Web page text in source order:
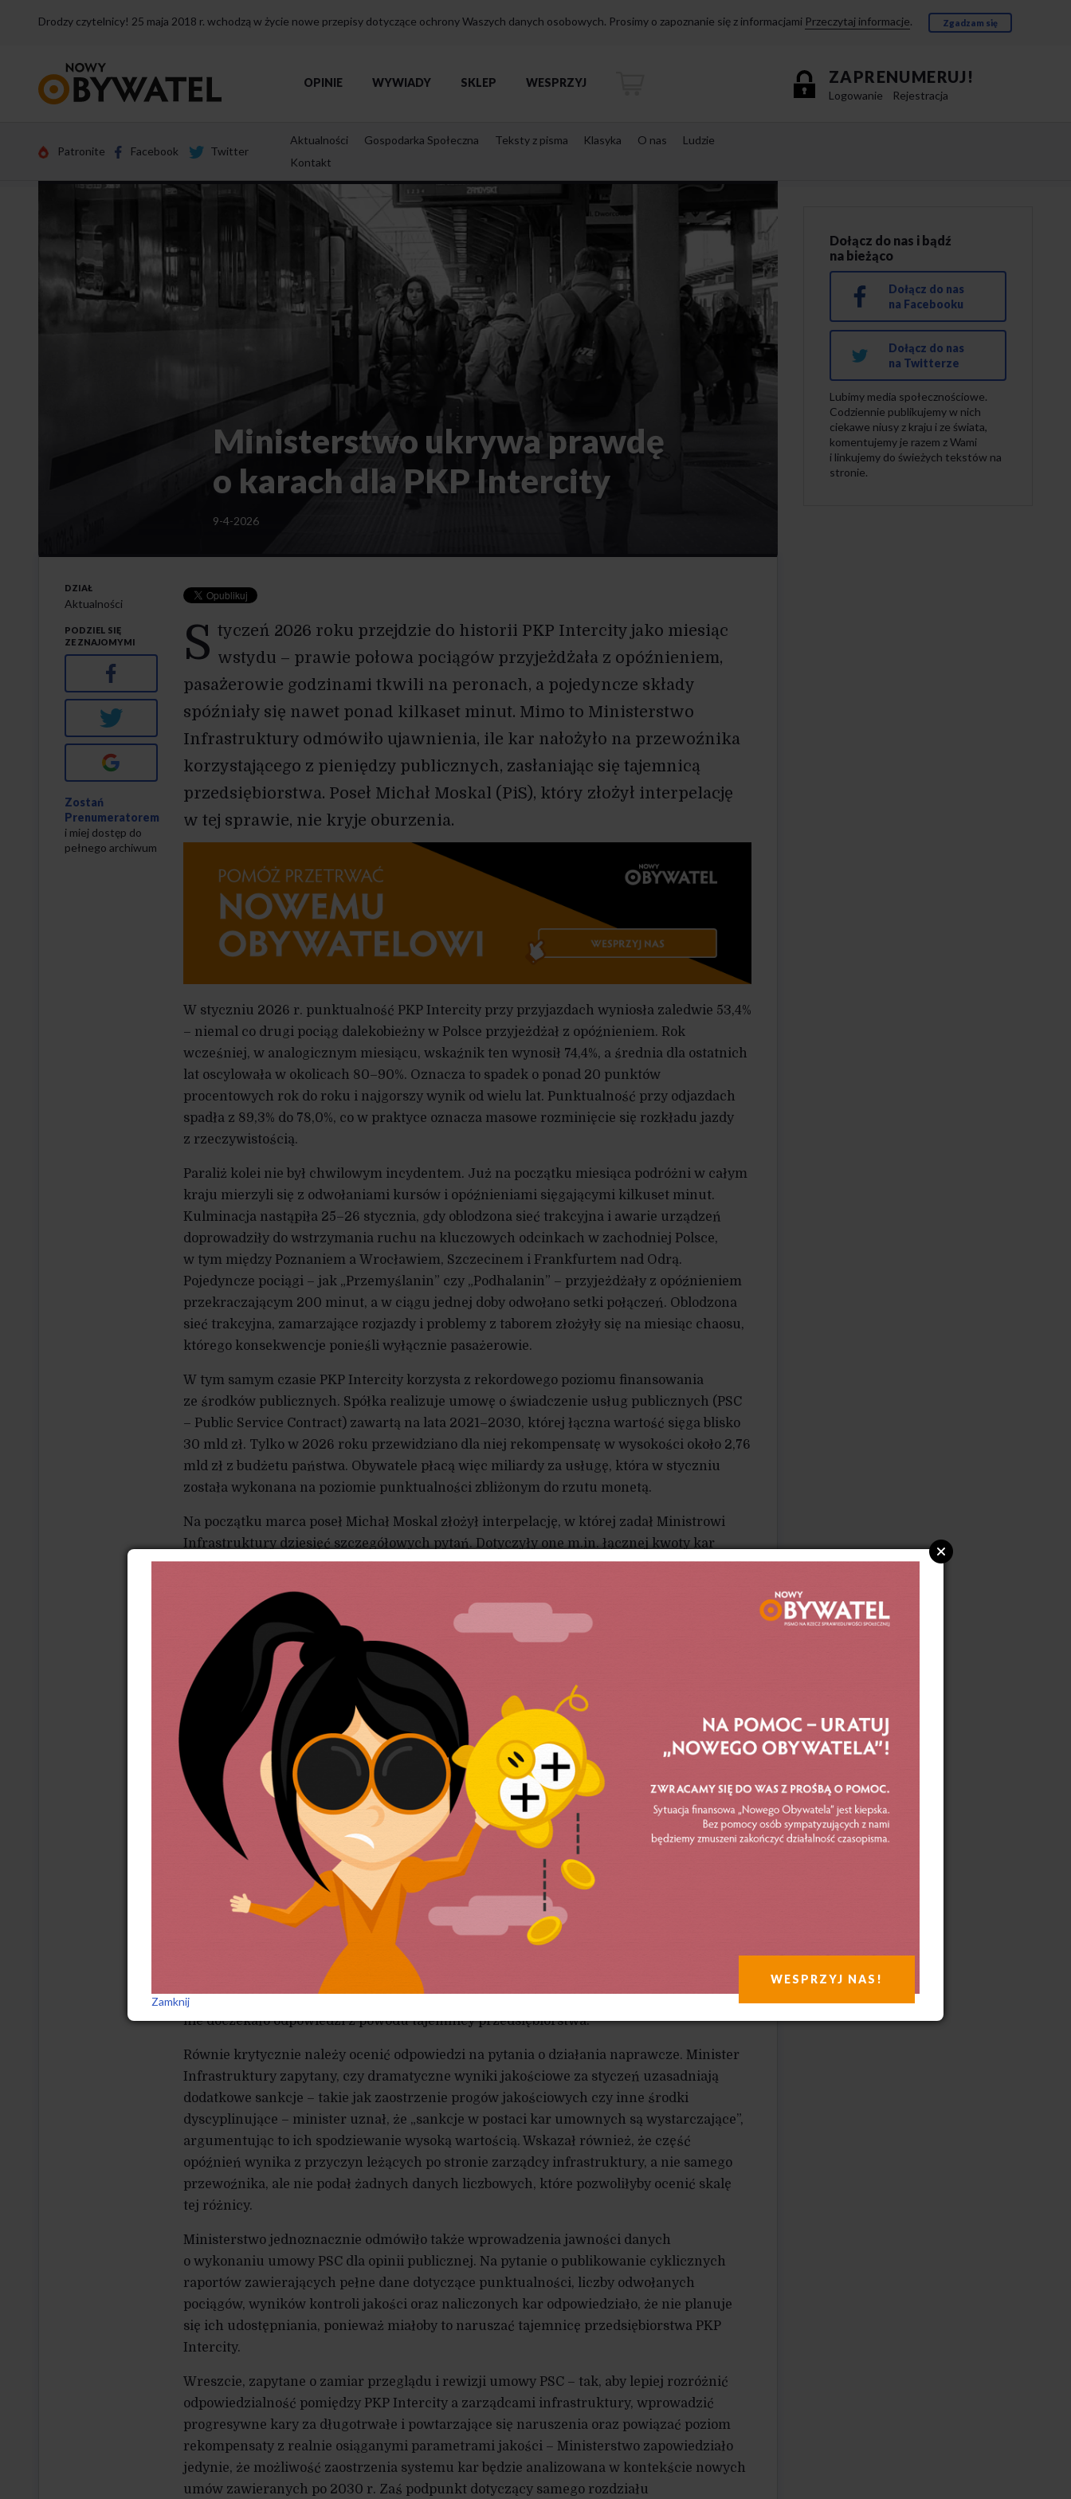
Drodzy czytelnicy! 25 maja 2018 r. wchodzą w życie nowe przepisy dotyczące ochrony Waszych danych osobowych. Prosimy o zapoznanie się z informacjami Przeczytaj informacje. Zgadzam się
strony
ZAPRENUMERUJ!
Logowanie Rejestracja
OPINIE WYWIADY SKLEP WESPRZYJ
Patronite Facebook Twitter
Aktualności Gospodarka Społeczna Teksty z pisma Klasyka O nas
Ludzie
Kontakt
Ministerstwo ukrywa prawdę
o karach dla PKP Intercity
9-4-2026
S tyczeń 2026 roku przejdzie do historii PKP Intercity jako miesiąc
wstydu – prawie połowa pociągów przyjeżdżała z opóźnieniem,
pasażerowie godzinami tkwili na peronach, a pojedyncze składy
spóźniały się nawet ponad kilkaset minut. Mimo to Ministerstwo
Infrastruktury odmówiło ujawnienia, ile kar nałożyło na przewoźnika
korzystającego z pieniędzy publicznych, zasłaniając się tajemnicą
przedsiębiorstwa. Poseł Michał Moskal (PiS), który złożył interpelację
w tej sprawie, nie kryje oburzenia.
W styczniu 2026 r. punktualność PKP Intercity przy przyjazdach wyniosła zaledwie 53,4%
– niemal co drugi pociąg dalekobieżny w Polsce przyjeżdżał z opóźnieniem. Rok
wcześniej, w analogicznym miesiącu, wskaźnik ten wynosił 74,4%, a średnia dla ostatnich
lat oscylowała w okolicach 80–90%. Oznacza to spadek o ponad 20 punktów
procentowych rok do roku i najgorszy wynik od wielu lat. Punktualność przy odjazdach
spadła z 89,3% do 78,0%, co w praktyce oznacza masowe rozminięcie się rozkładu jazdy
z rzeczywistością.
Paraliż kolei nie był chwilowym incydentem. Już na początku miesiąca podróżni w całym
kraju mierzyli się z odwołaniami kursów i opóźnieniami sięgającymi kilkuset minut.
Kulminacja nastąpiła 25–26 stycznia, gdy oblodzona sieć trakcyjna i awarie urządzeń
doprowadziły do wstrzymania ruchu na kluczowych odcinkach w zachodniej Polsce,
w tym między Poznaniem a Wrocławiem, Szczecinem i Frankfurtem nad Odrą.
Pojedyncze pociągi – jak „Przemyślanin” czy „Podhalanin” – przyjeżdżały z opóźnieniem
przekraczającym 200 minut, a w ciągu jednej doby odwołano setki połączeń. Oblodzona
sieć trakcyjna, zamarzające rozjazdy i problemy z taborem złożyły się na miesiąc chaosu,
którego konsekwencje ponieśli wyłącznie pasażerowie.
W tym samym czasie PKP Intercity korzysta z rekordowego poziomu finansowania
ze środków publicznych. Spółka realizuje umowę o świadczenie usług publicznych (PSC
– Public Service Contract) zawartą na lata 2021–2030, której łączna wartość sięga blisko
30 mld zł. Tylko w 2026 roku przewidziano dla niej rekompensatę w wysokości około 2,76
mld zł z budżetu państwa. Obywatele płacą więc miliardy za usługę, która w styczniu
została wykonana na poziomie punktualności zbliżonym do rzutu monetą.
Na początku marca poseł Michał Moskal złożył interpelację, w której zadał Ministrowi
Infrastruktury dziesięć szczegółowych pytań. Dotyczyły one m.in. łącznej kwoty kar
umownych naliczonych PKP Intercity za styczeń 2026 r., zestawienia kategorii naruszeń
szczegółowych danych jakościowych, planowanych dodatkowych sankcji oraz zamiaru
publikowania cyklicznych raportów z wykonania umowy PSC.
Odpowiedź – podpisana 3 kwietnia przez Podsekretarza Stanu Piotra Malepszaka –
okazała się w dużej części odmową ujawnienia informacji. Na pytanie o łączną kwotę kar
za styczeń 2026 r. Ministerstwo stwierdziło jedynie, że kary „zostaną naliczone zgodnie
z warunkami umowy PSC” oraz że według wstępnych szacunków „łączna kwota kar
będzie znacznie wyższa niż za styczeń 2025 r.”. Nie podano żadnej konkretnej wartości,
nie wskazano statusu zapłaty ani etapu dochodzenia roszczeń wobec przewoźnika.
Komunikat powstał przy tym ponad dwa miesiące po zakończeniu miesiąca,
którego dotyczy pytanie.
Jeszcze dalej idzie odpowiedź na pytania o szczegółowe zestawienia kar i danych
jakościowych. W odniesieniu do tabelarycznego wykazu kar według rodzajów naruszeń –
od opóźnień na wyjeździe i przybyciu, przez odwołania z komunikacją zastępczą
i bez niej, po przepełnienia i brak asysty dla osób z niepełnosprawnościami – Ministerstwo
poinformowało, że treść sprawozdań jest objęta tajemnicą przedsiębiorstwa PKP Intercity
S.A. i nie zostanie upubliczniona. Tą samą formułą zasłonięto pięć kolejnych pytań,
w których poseł prosił m.in. o szczegółowe dane dotyczące liczby odwołanych pociągów,
struktury opóźnień czy skarg pasażerów. Siedem z dziesięciu pytań znalazło się
nie doczekało odpowiedzi z powodu tajemnicy przedsiębiorstwa.
Równie krytycznie należy ocenić odpowiedzi na pytania o działania naprawcze. Minister
Infrastruktury zapytany, czy dramatyczne wyniki jakościowe za styczeń uzasadniają
dodatkowe sankcje – takie jak zaostrzenie progów jakościowych czy inne środki
dyscyplinujące – minister uznał, że „sankcje w postaci kar umownych są wystarczające”,
argumentując to ich spodziewanie wysoką wartością. Wskazał również, że część
opóźnień wynika z przyczyn leżących po stronie zarządcy infrastruktury, a nie samego
przewoźnika, ale nie podał żadnych danych liczbowych, które pozwoliłyby ocenić skalę
tej różnicy.
Ministerstwo jednoznacznie odmówiło także wprowadzenia jawności danych
o wykonaniu umowy PSC dla opinii publicznej. Na pytanie o publikowanie cyklicznych
raportów zawierających pełne dane dotyczące punktualności, liczby odwołanych
pociągów, wyników kontroli jakości oraz naliczonych kar odpowiedziało, że nie planuje
się ich udostępniania, ponieważ miałoby to naruszać tajemnicę przedsiębiorstwa PKP
Intercity.
Wreszcie, zapytane o zamiar przeglądu i rewizji umowy PSC – tak, aby lepiej rozróżnić
odpowiedzialność pomiędzy PKP Intercity a zarządcami infrastruktury, wprowadzić
progresywne kary za długotrwałe i powtarzające się naruszenia oraz powiązać poziom
rekompensaty z realnie osiąganymi parametrami jakości – Ministerstwo zapowiedziało
jedynie, że możliwość zaostrzenia systemu kar będzie analizowana w kontekście nowych
umów zawieranych po 2030 r. Zaś podpunkt dotyczący samego rozdziału
DZIAŁ
Aktualności
PODZIEL SIĘ
ZE ZNAJOMYMI
Facebook
Twitter
Zostań
Prenumeratorem
i miej dostęp do
pełnego archiwum
Dołącz do nas i bądź
na bieżąco
Dołącz do nas
na Facebooku
Dołącz do nas
na Twitterze
Lubimy media społecznościowe.
Codziennie publikujemy w nich
ciekawe niusy z kraju i ze świata,
komentujemy je razem z Wami
i linkujemy do świeżych tekstów na
stronie.
WESPRZYJ NAS!
Zamknij